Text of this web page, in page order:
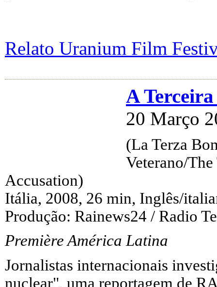
Relato Uranium Film
A
20 Março
(La Terza
Veterano/
Accusation)
Itália, 2008, 26 min, Inglês/
Produção: Rainews24 / Radio
Première América Latina
Jornalistas internacionais
nuclear", uma reportagem de